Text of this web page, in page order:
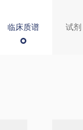
临床质谱 试剂